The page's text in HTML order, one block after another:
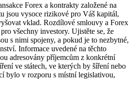
Forex a kontrakty založené na
jsou vysoce rizikové pro Váš kapitál,
vklad. Rozdílové smlouvy a Forex
všechny investory. Ujistěte se, že
s nimi spojeny, a pokud je to nezbytné,
Informace uvedené na těchto
adresovány příjemcům z konkrétní
ve státech, ve kterých by šíření nebo
bylo v rozporu s místní legislativou,